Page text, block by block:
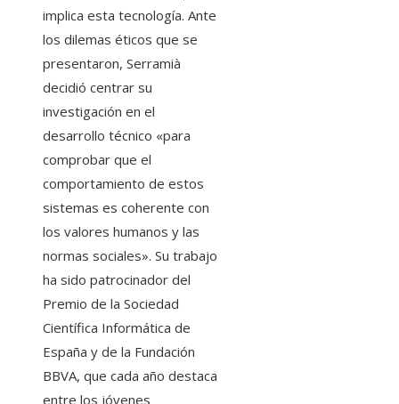
implica esta tecnología. Ante
los dilemas éticos que se
presentaron, Serramià
decidió centrar su
investigación en el
desarrollo técnico «para
comprobar que el
comportamiento de estos
sistemas es coherente con
los valores humanos y las
normas sociales». Su trabajo
ha sido patrocinador del
Premio de la Sociedad
Científica Informática de
España y de la Fundación
BBVA, que cada año destaca
entre los jóvenes